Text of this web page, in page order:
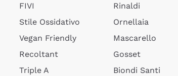
FIVI
Stile Ossidativo
Vegan Friendly
Recoltant
Triple A
Rinaldi
Ornellaia
Mascarello
Gosset
Biondi Santi